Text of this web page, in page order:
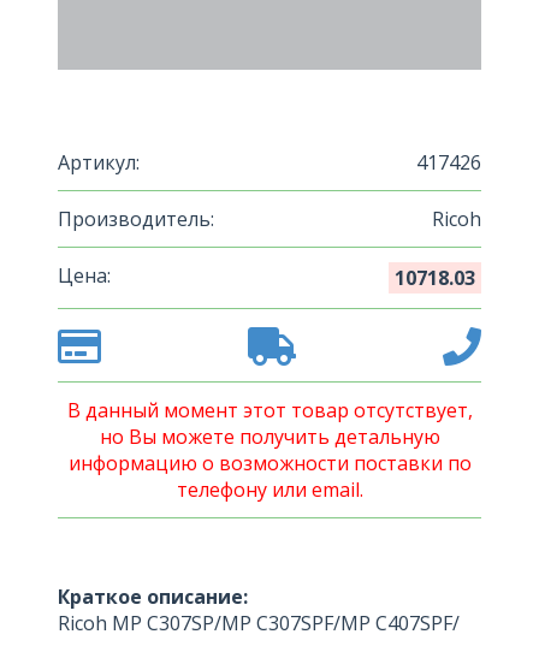
Артикул: 417426
Производитель: Ricoh
Цена: 10718.03
В данный момент этот товар отсутствует,
но Вы можете получить детальную
информацию о возможности поставки по
телефону или email.
Краткое описание:
Ricoh MP C307SP/MP C307SPF/MP C407SPF/